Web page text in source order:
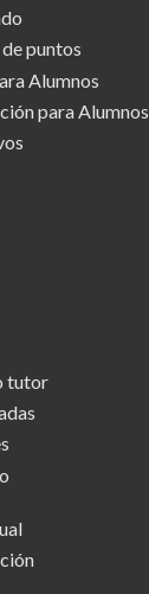
puntos
Alumnos
para Alumnos
tutor